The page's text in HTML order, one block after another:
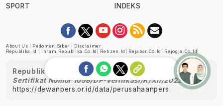
SPORT
INDEKS
About Us Pedoman Siber
Disclaimer
Republika.id
Ihram.republika.co.id Retizen.id Rejabar.co.id Rejogja.co.id
Republika telah diverifikasi oleh Dewan Pers
Sertifikat Nomor 1058/DP-Verifikasi/K/XII/2022
https://dewanpers.or.id/data/perusahaanpers
Ask me!